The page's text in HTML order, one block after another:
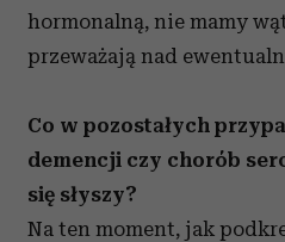
hormonalną, nie mamy
przeważają nad
Co w pozostałych
demencji czy chorób
się słyszy?
Na ten moment, jak